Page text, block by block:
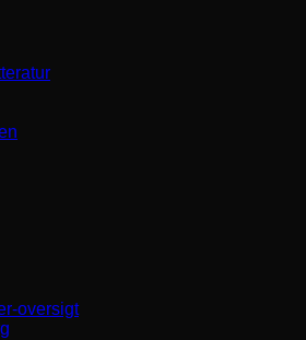
oversigt